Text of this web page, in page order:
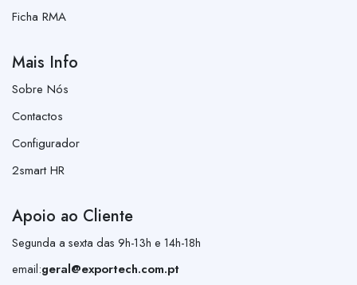
Ficha RMA
Mais Info
Sobre Nós
Contactos
Configurador
2smart HR
Apoio ao Cliente
Segunda a sexta das 9h-13h e 14h-18h
email:geral@exportech.com.pt